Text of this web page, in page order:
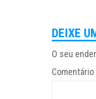
DEIXE
O seu
Comentário